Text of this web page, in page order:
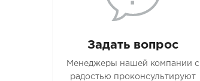
Задать вопрос
Менеджеры нашей компании с
радостью проконсультируют